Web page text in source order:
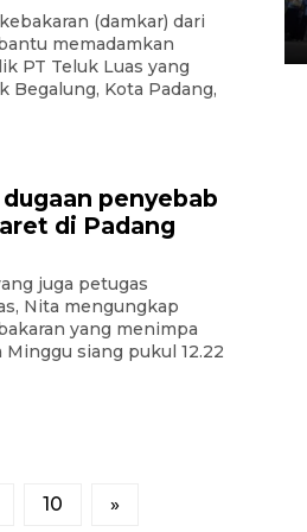
(damkar) dari
memadamkan
PT Teluk Luas yang
Begalung, Kota Padang,
penyebab
di Padang
juga petugas
Nita mengungkap
yang menimpa
siang pukul 12.22
10 »
10:35 WIB